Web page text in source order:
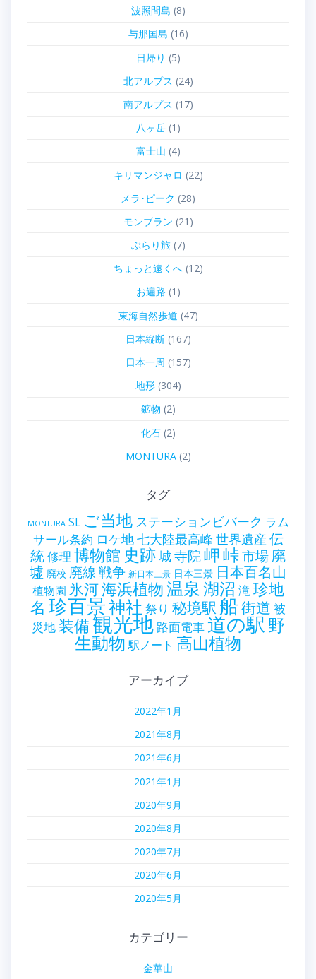
波照間島 (8)
与那国島 (16)
日帰り (5)
北アルプス (24)
南アルプス (17)
八ヶ岳(1)
富士山 (4)
キリマンジャロ (22)
メラ･ピーク (28)
モンブラン (21)
ぶらり旅(7)
ちょっと遠くへ(12)
お遍路 (1)
東海自然歩道 (47)
日本縦断(167)
日本一周 (157)
地形(304)
鉱物 (2)
化石(2)
MONTURA(2)
タグ
MONTURA SL ご当地 ステーションビバーク ラム
サール条約 ロケ地七大陸最高峰 世界遺産 伝
統修理 博物館 史跡城寺院岬峠市場 廃
墟 廃校 廃線戦争 新日本三景 日本三景 日本百名山
植物園 氷河海浜植物温泉湖沼 滝珍地
名 珍百景神社 祭り 秘境駅 船街道 被
災地装備観光地 路面電車道の駅 野
生動物 駅ノート 高山植物
アーカイブ
2022年1月
2021年8月
2021年6月
2021年1月
2020年9月
2020年8月
2020年7月
2020年6月
2020年5月
カテゴリー
金華山